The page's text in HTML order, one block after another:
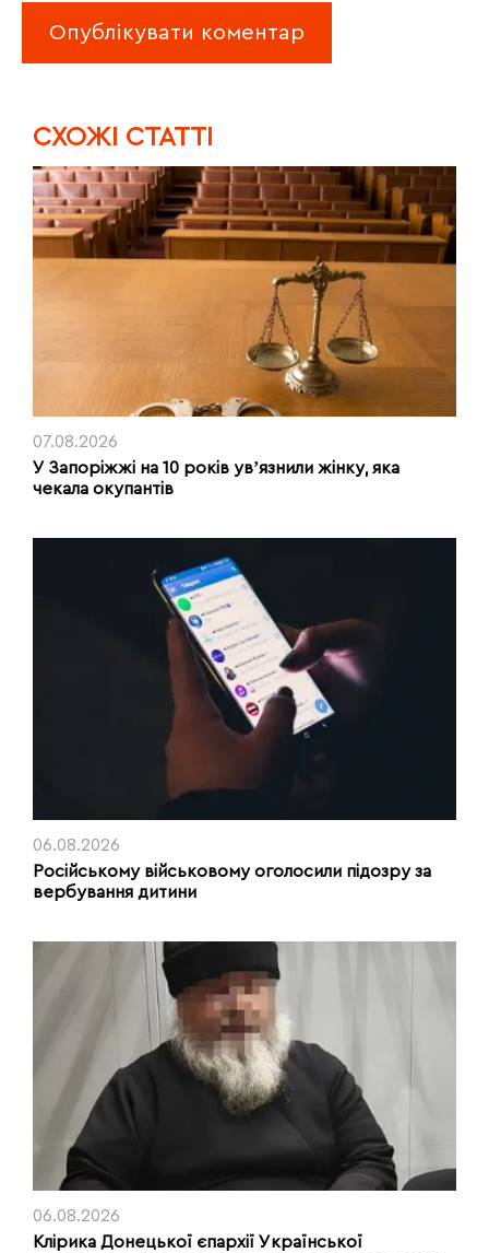
CХОЖІ СТАТТІ
07.08.2026
У Запоріжжі на 10 років увʼязнили жінку, яка
чекала окупантів
06.08.2026
Російському військовому оголосили підозру за
вербування дитини
06.08.2026
Клірика Донецької єпархії Української